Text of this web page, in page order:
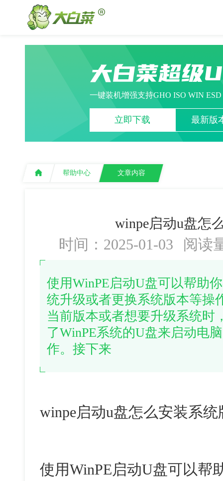
大白菜超级
一键装机增强支持GHO ISO WIN
立即下载 最新版
帮助中心 文章内容
winpe启动u盘怎
时间：2025-01-03 阅读
使用WinPE启动U盘可以帮助
统升级或者更换系统版本等操
当前版本或者想要升级系统时
了WinPE系统的U盘来启动电
作。接下来
winpe启动u盘怎么安装系统
使用WinPE启动U盘可以帮